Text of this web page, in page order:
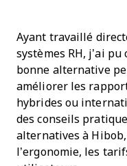
Ayant travaillé
systèmes RH, j’ai
bonne alternative
améliorer les
hybrides ou
des conseils
alternatives à
l’ergonomie, les